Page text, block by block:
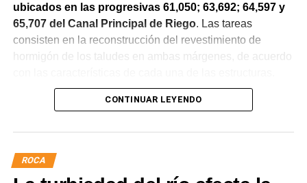
ubicados en las progresivas 61,050; 63,692; 64,597 y
65,707 del Canal Principal de Riego. Las tareas
consisten en la reconstrucción del revestimiento de
hormigón de los taludes en ambas márgenes, de acuerdo
La obra incluye la demolición de losas deterioradas, la
requieren, la ejecución de un nuevo revestimiento de
hormigón reforzado con malla de acero y el sellado de
juntas para mejorar la durabilidad de la infraestructura.
CONTINUAR LEYENDO
ROCA